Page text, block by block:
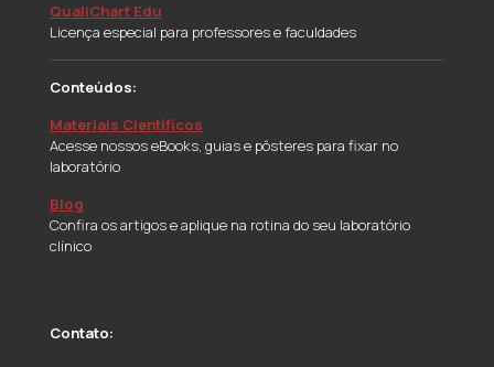
QualiChart Edu
Licença especial para professores e faculdades
Conteúdos:
Materiais Científicos
Acesse nossos eBooks, guias e pôsteres para fixar no
laboratório
Blog
Confira os artigos e aplique na rotina do seu laboratório
clínico
Contato: